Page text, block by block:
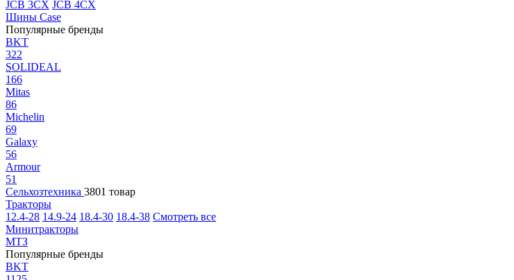
JCB 3CX JCB 4CX
Шины Case
Популярные бренды
BKT
322
SOLIDEAL
166
Mitas
86
Michelin
69
Galaxy
56
Armour
51
Сельхозтехника 3801 товар
Тракторы
12.4-28 14.9-24 18.4-30 18.4-38 Смотреть все
Минитракторы
МТЗ
Популярные бренды
BKT